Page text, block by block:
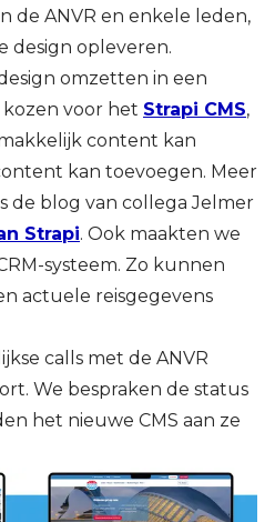
de ANVR en enkele leden,
design opleveren.
omzetten in een
voor het Strapi CMS,
content kan
kan toevoegen. Meer
de blog van collega Jelmer
Strapi. Ook maakten we
systeem. Zo kunnen
actuele reisgegevens
calls met de ANVR
We bespraken de status
het nieuwe CMS aan ze